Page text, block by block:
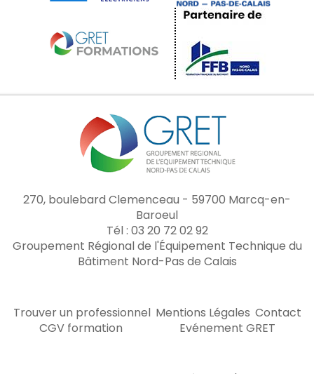
270, boulebard Clemenceau - 59700 Marcq-en-
Baroeul
Tél : 03 20 72 02 92
Groupement Régional de l'Équipement Technique du
Bâtiment Nord-Pas de Calais
Trouver un professionnel Mentions Légales Contact
CGV formation
Evénement GRET